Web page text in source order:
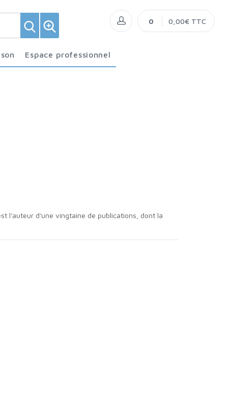
Espace professionnel
0 0,00€ TTC